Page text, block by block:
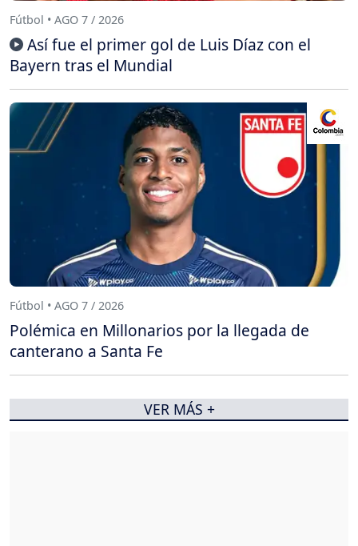
Fútbol • AGO 7 / 2026
Así fue el primer gol de Luis Díaz con el
Bayern tras el Mundial
Fútbol • AGO 7 / 2026
Polémica en Millonarios por la llegada de
canterano a Santa Fe
VER MÁS +